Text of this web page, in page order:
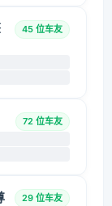
45 位车友
72 位车友
29 位车友